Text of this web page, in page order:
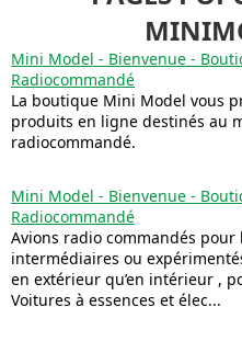
Mini Model - Bienvenue -
Radiocommandé
La boutique Mini Model vous
produits en ligne destinés au
radiocommandé.
Mini Model - Bienvenue -
Radiocommandé
Avions radio commandés
intermédiaires ou
en extérieur qu’en intérieur ,
Voitures à essences et élec...